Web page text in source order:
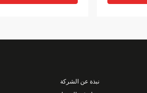
نبذة عن الشركة